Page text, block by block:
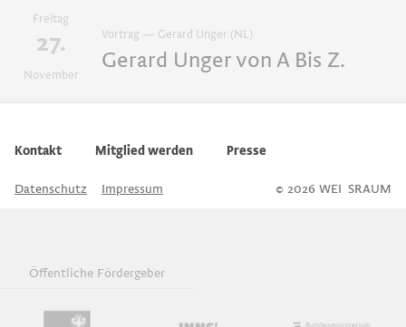
Freitag
27.
November
Vortrag — Gerard Unger (NL)
Gerard Unger von A Bis Z.
Kontakt Mitglied werden Presse
Datenschutz Impressum © 2026 WEI SRAUM
Öffentliche Fördergeber